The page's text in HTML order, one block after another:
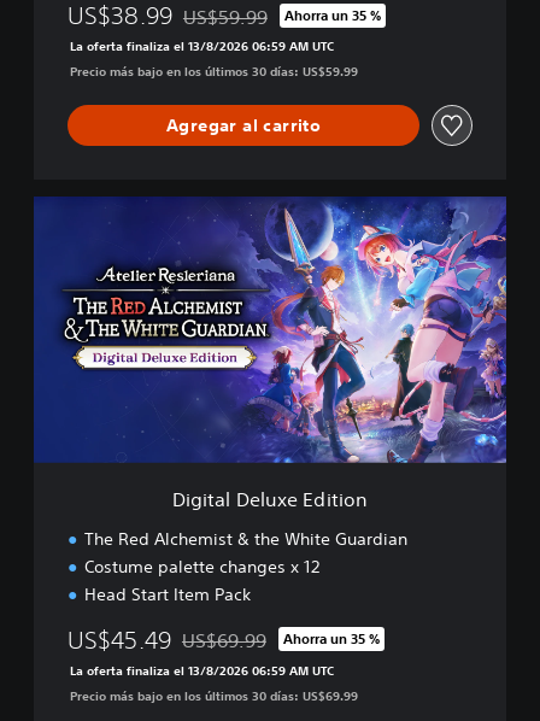
US$38.99 Rebajado del precio original de US$59.99
US$59.99 Ahorra un 35 %
La oferta finaliza el 13/8/2026 06:59 AM UTC
Precio más bajo en los últimos 30 días: US$59.99
Agregar al carrito
x
Digital Deluxe Edition
The Red Alchemist & the White Guardian
Costume palette changes x 12
Head Start Item Pack
US$45.49 Rebajado del precio original de US$69.99
US$69.99 Ahorra un 35 %
La oferta finaliza el 13/8/2026 06:59 AM UTC
Precio más bajo en los últimos 30 días: US$69.99